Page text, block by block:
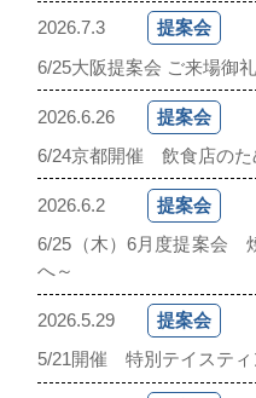
2026.7.3 提案会
6/25大阪提案会 ご来場御礼
2026.6.26 提案会
6/24京都開催 飲食店のた
2026.6.2 提案会
6/25（木）6月度提案会
へ～
2026.5.29 提案会
5/21開催 特別テイスティ